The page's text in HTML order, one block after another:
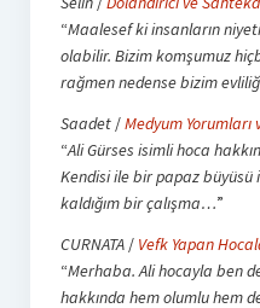
“Maalesef ki insanların
olabilir. Bizim komşumuz
rağmen nedense bizim
Saadet/Medyum
“Ali Gürses isimli hoca
Kendisi ile bir papaz büyüsü
kaldığım bir çalışma…”
CURNATA/ Vefk Yapan
“Merhaba. Ali hocayla ben
hakkında hem olumlu hem